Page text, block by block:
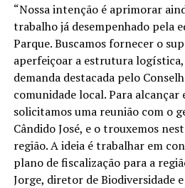
“Nossa intenção é aprimorar
trabalho já desempenhado pela
Parque. Buscamos fornecer o
aperfeiçoar a estrutura
demanda destacada pelo
comunidade local. Para alcançar
solicitamos uma reunião com o
Cândido José, e o trouxemos
região. A ideia é trabalhar em
plano de fiscalização para a
Jorge, diretor de Biodiversidade